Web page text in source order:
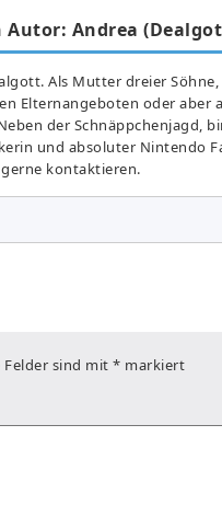
Autor: Andrea
Als Mutter dreier
Elternangeboten oder aber
der Schnäppchenjagd,
und absoluter Nintendo
kontaktieren.
sind mit * markiert